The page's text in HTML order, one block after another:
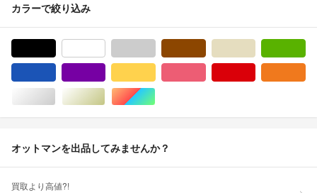
カラーで絞り込み
シルバー/銀色系ゴールド/金色系マルチカラー
オットマンを出品してみませんか？
買取より高値?!